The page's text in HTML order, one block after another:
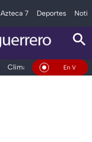
Azteca 7 Deportes
Clima DeportesEn Vivo